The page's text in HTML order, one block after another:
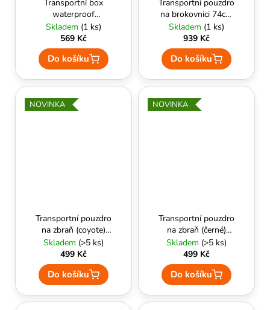
Transportní box
waterproof
6x21x29cm (černý) -
ASG
Skladem (1 ks)
569 Kč
Do košíku
Transportní pouzdro
na brokovnici 74cm
(Coyote Brown) -
Condor Outdoor
Skladem (1 ks)
939 Kč
Do košíku
NOVINKA
Transportní pouzdro
na zbraň (coyote)
85cm x 30cm -
Delta Armory
Skladem (>5 ks)
499 Kč
Do košíku
NOVINKA
Transportní pouzdro
na zbraň (černé)
85cm x 30cm -
Delta Armory
Skladem (>5 ks)
499 Kč
Do košíku